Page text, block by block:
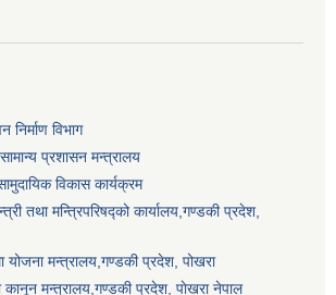
निर्माण विभाग
प्रशासन मन्त्रालय
विकास कार्यक्रम
तथा मन्त्रिपरिषद्को कार्यालय,गण्डकी प्रदेश,
योजना मन्त्रालय,गण्डकी प्रदेश, पोखरा
कानून मन्त्रालय,गण्डकी प्रदेश, पाेखरा नेपाल